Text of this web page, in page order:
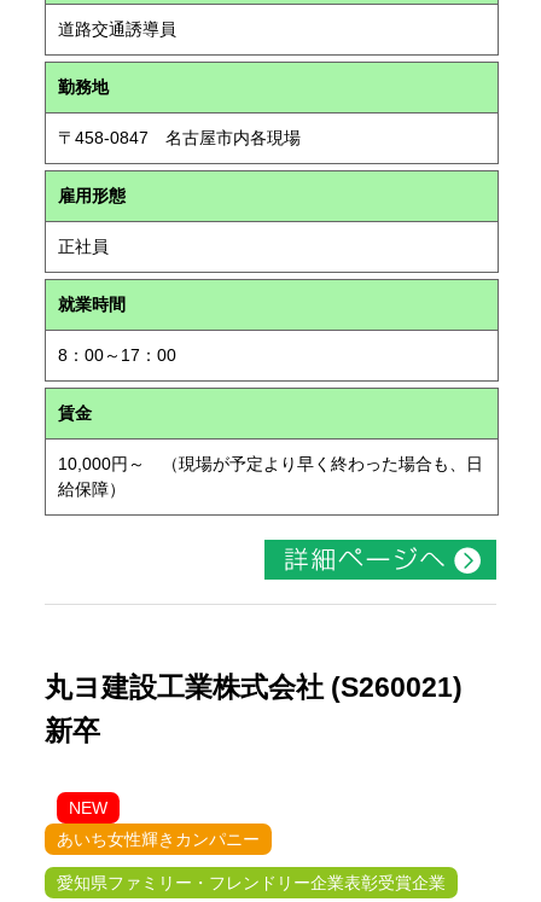
道路交通誘導員
勤務地
〒458-0847 名古屋市内各現場
雇用形態
正社員
就業時間
8：00～17：00
賃金
10,000円～ （現場が予定より早く終わった場合も、日
給保障）
丸ヨ建設工業株式会社 (S260021)
新卒
NEW
あいち女性輝きカンパニー
愛知県ファミリー・フレンドリー企業表彰受賞企業